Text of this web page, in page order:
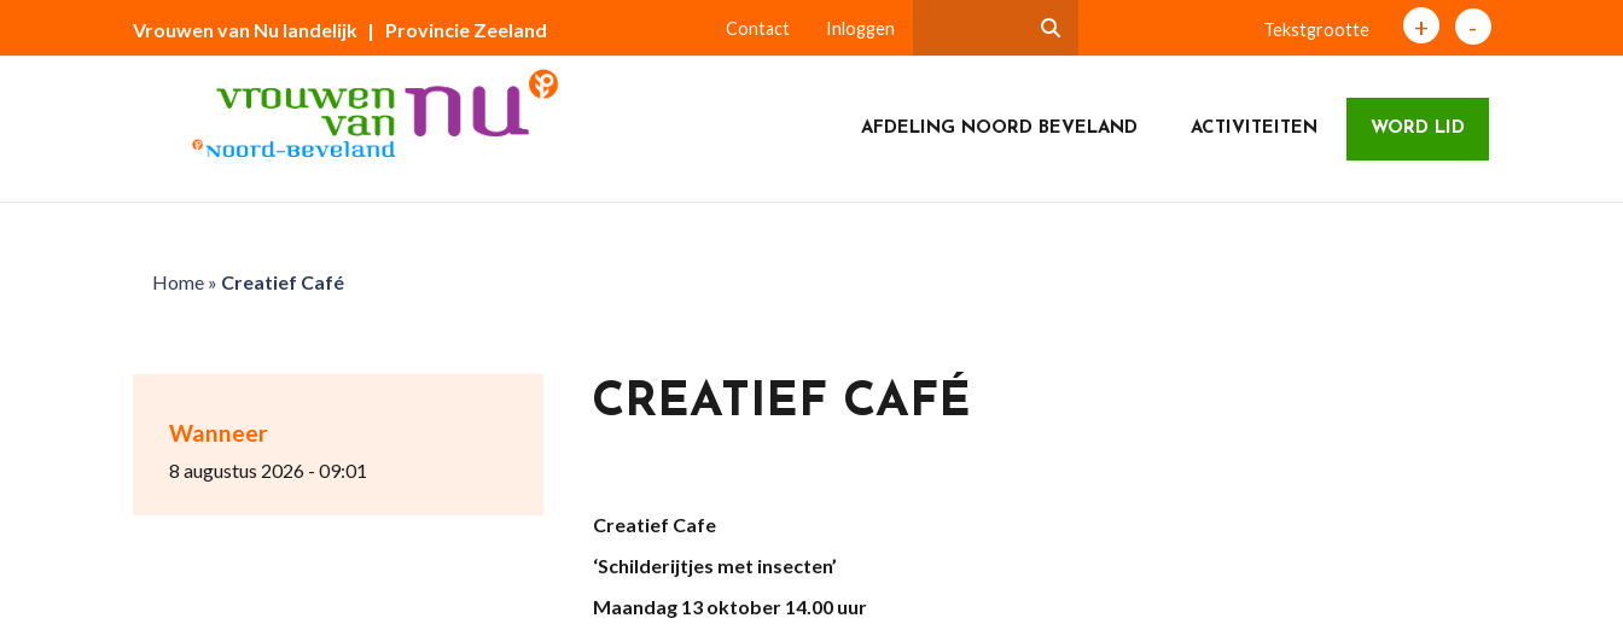
Vrouwen van Nu landelijk | Provincie Zeeland Contact Inloggen Tekstgrootte + -
AFDELING NOORD BEVELAND ACTIVITEITEN WORD LID
Home» Creatief Café
Wanneer
8 augustus 2026 - 09:01
CREATIEF CAFÉ
Creatief Cafe
‘Schilderijtjes met insecten’
Maandag 13 oktober 14.00 uur